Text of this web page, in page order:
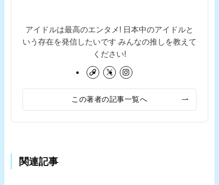
アイドルは最高のエンタメ! 日本中のアイドルと
いう存在を発信したいです みんなの推しを教えて
ください!
この著者の記事一覧へ
関連記事